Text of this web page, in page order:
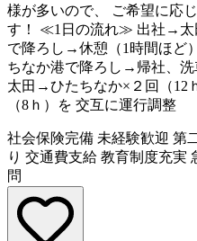
様が多いので、 ご希望に応
す！ ≪1日の流れ≫ 出社→
で降ろし→休憩（1時間ほ
ちなか港で降ろし→帰社、
太田→ひたちなか×２回（12
（8ｈ）を 交互に運行調整
社会保険完備 未経験歓迎 第
り 交通費支給 教育制度充実
問